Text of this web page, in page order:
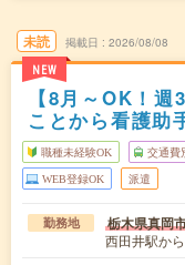
未読
NEW
掲載日 2026/08/08
【8月～OK！
ことから看護助
職種未経験OK 交通費
WEB登録OK 派遣
勤務地 栃木県真岡
西田井駅か